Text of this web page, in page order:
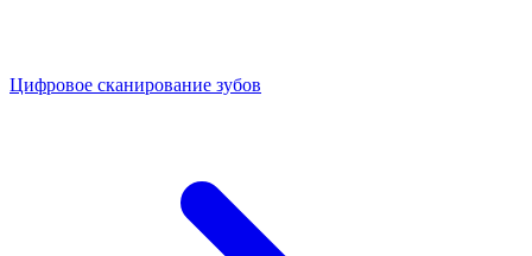
Цифровое сканирование зубов